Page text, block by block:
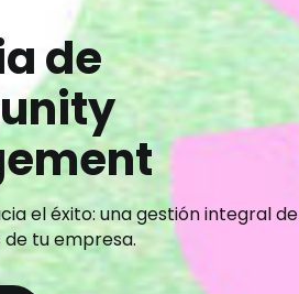
de
el éxito: una gestión integral de
de tu empresa.